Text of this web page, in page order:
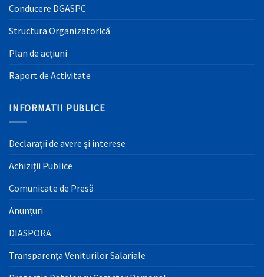
Conducere DGASPC
Structura Organizatorică
Plan de acțiuni
Raport de Activitate
INFORMATII PUBLICE
Declaraţii de avere şi interese
Achiziţii Publice
Comunicate de Presă
Anunțuri
DIASPORA
Transparența Veniturilor Salariale